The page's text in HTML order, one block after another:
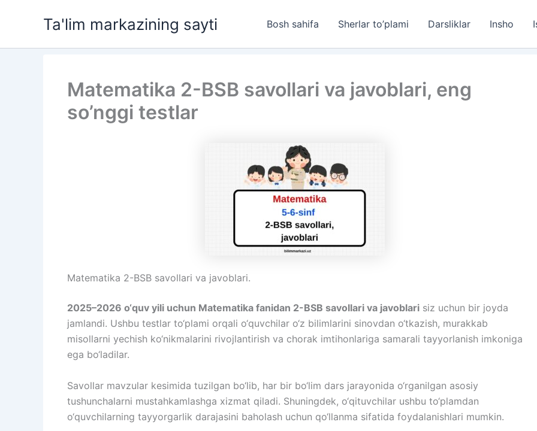
Ta'lim markazining sayti Bosh sahifa Sherlar to’plami Darsliklar Insho
Matematika 2-BSB savollari va javoblari, eng
so’nggi testlar
Matematika 2-BSB savollari va javoblari.
2025–2026 o‘quv yili uchun Matematika fanidan 2-BSB savollari va javoblari siz uchun bir joyda
jamlandi. Ushbu testlar to‘plami orqali o‘quvchilar o‘z bilimlarini sinovdan o‘tkazish, murakkab
misollarni yechish ko‘nikmalarini rivojlantirish va chorak imtihonlariga samarali tayyorlanish imkoniga
ega bo‘ladilar.
Savollar mavzular kesimida tuzilgan bo‘lib, har bir bo‘lim dars jarayonida o‘rganilgan asosiy
tushunchalarni mustahkamlashga xizmat qiladi. Shuningdek, o‘qituvchilar ushbu to‘plamdan
o‘quvchilarning tayyorgarlik darajasini baholash uchun qo‘llanma sifatida foydalanishlari mumkin.